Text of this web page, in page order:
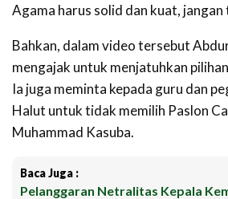
Agama harus solid dan kuat, jangan
Bahkan, dalam video tersebut
mengajak untuk menjatuhkan
Ia juga meminta kepada guru dan
Halut untuk tidak memilih Paslon
Muhammad Kasuba.
Baca Juga :
Pelanggaran Netralitas Kepala